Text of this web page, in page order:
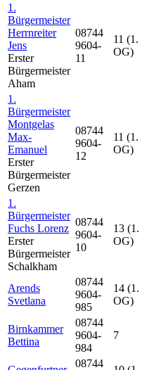
1.
Bürgermeister
Herrnreiter
Jens
Erster
Bürgermeister
Aham
08744
9604-
11
11 (1.
OG)
1.
Bürgermeister
Montgelas
Max-
Emanuel
Erster
Bürgermeister
Gerzen
08744
9604-
12
11 (1.
OG)
1.
Bürgermeister
Fuchs Lorenz
Erster
Bürgermeister
Schalkham
08744
9604-
10
13 (1.
OG)
Arends
Svetlana
08744
9604-
985
14 (1.
OG)
Birnkammer
Bettina
08744
9604-
984
7
08744